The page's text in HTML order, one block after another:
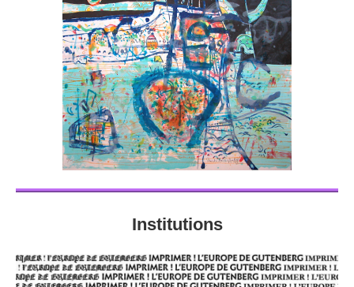
Institutions